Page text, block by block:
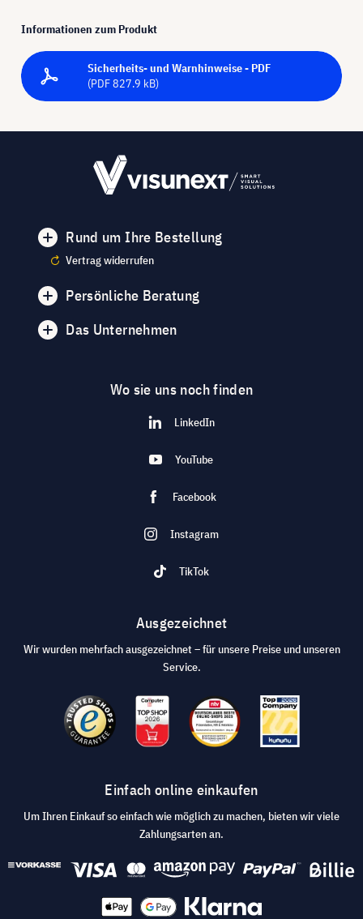
Informationen zum Produkt
Sicherheits- und Warnhinweise - PDF
(PDF 827.9 kB)
Rund um Ihre Bestellung
Vertrag widerrufen
Persönliche Beratung
Das Unternehmen
Wo sie uns noch finden
LinkedIn
YouTube
Facebook
Instagram
TikTok
Ausgezeichnet
Wir wurden mehrfach ausgezeichnet – für unsere Preise und unseren
Service.
Einfach online einkaufen
Um Ihren Einkauf so einfach wie möglich zu machen, bieten wir viele
Zahlungsarten an.